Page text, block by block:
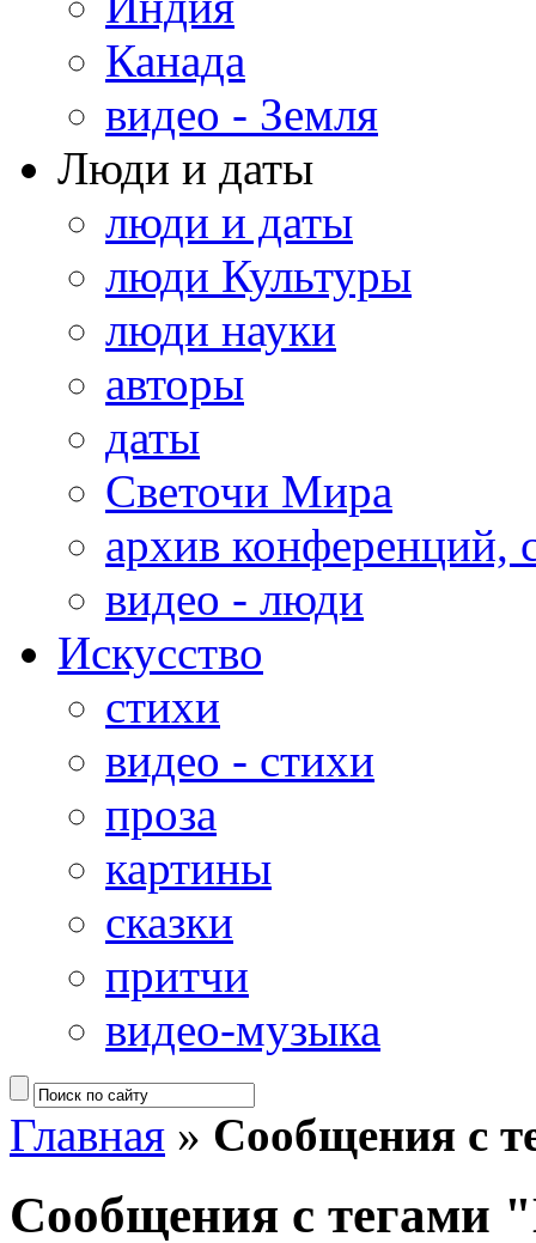
Канада
видео - Земля
Люди и даты
люди и даты
люди Культуры
люди науки
авторы
даты
Светочи Мира
архив конференций,
видео - люди
Искусство
стихи
видео - стихи
проза
картины
сказки
притчи
видео-музыка
Главная » Сообщения с
Сообщения с тегами